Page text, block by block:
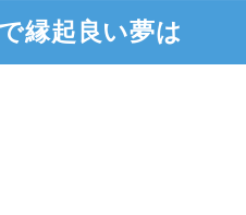
起良い夢は